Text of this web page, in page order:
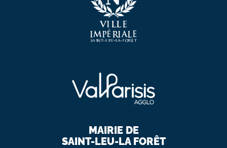
MAIRIE DE
SAINT-LEU-LA FORÊT